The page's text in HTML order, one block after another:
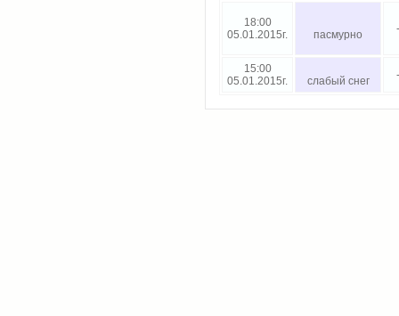
18:00
05.01.2015г.
пасмурно
15:00
05.01.2015г.
слабый снег